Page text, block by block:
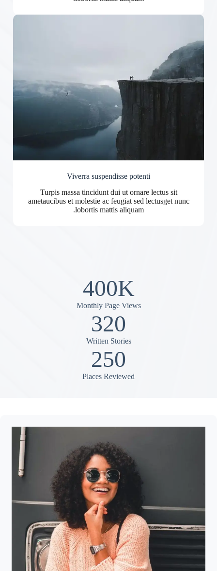
Viverra suspendisse potenti
Turpis massa tincidunt dui ut ornare lectus sit
ametaucibus et molestie ac feugiat sed lectusget nunc
lobortis mattis aliquam.
400K
Monthly Page Views
320
Written Stories
250
Places Reviewed